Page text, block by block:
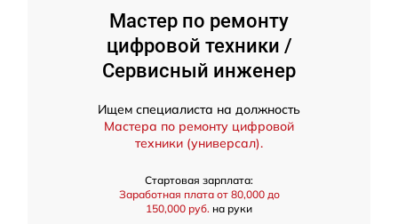
Мастер по ремонту
цифровой техники /
Сервисный инженер
Ищем специалиста на должность
Мастера по ремонту цифровой
техники (универсал).
Стартовая зарплата:
Заработная плата от 80,000 до
150,000 руб. на руки